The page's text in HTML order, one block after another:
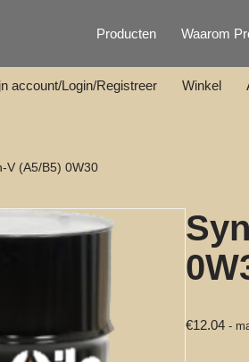
Producten Waarom
account/Login/Registreer Winkel
V (A5/B5) 0W30
€12.04 -